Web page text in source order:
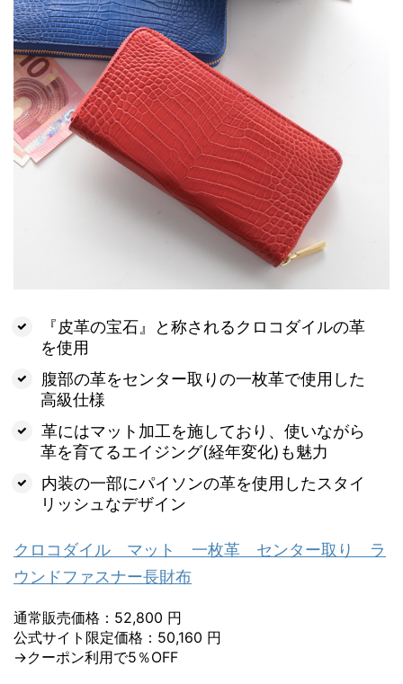
『皮革の宝石』と称されるクロコダイルの革
を使用
腹部の革をセンター取りの一枚革で使用した
高級仕様
革にはマット加工を施しており、使いながら
革を育てるエイジング(経年変化)も魅力
内装の一部にパイソンの革を使用したスタイ
リッシュなデザイン
クロコダイル マット 一枚革 センター取り ラ
ウンドファスナー長財布
通常販売価格：52,800 円
公式サイト限定価格：50,160 円
→クーポン利用で5％OFF